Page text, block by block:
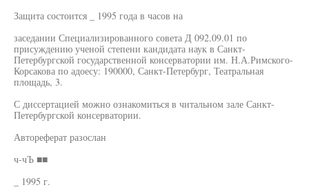
Защита состоится _ 1995 года в часов на
заседании Специализированного совета Д 092.09.01 по
присуждению ученой степени кандидата наук в Санкт-
Петербургской государственной консерватории им. Н.А.Римского-
Корсакова по адоесу: 190000, Санкт-Петербург, Театральная
площадь, 3.
С диссертацией можно ознакомиться в читальном зале Санкт-
Петербургской консерватории.
Автореферат разослан
ч-чЪ ■■
_ 1995 г.